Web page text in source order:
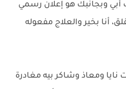
أبي وبجانبك هو إعلان رسمي
أنا بخير والعلاج مفعوله
ومعاذ وشاكر بيه مغادرة